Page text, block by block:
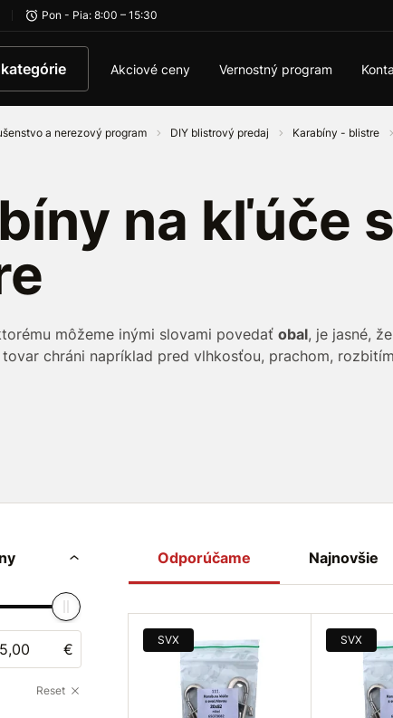
Pon - Pia: 8:00 – 15:30
Akciové ceny Vernostný program
a nerezový program DIY blistrový predaj Karabíny - blistre
na kľúče
môžeme inými slovami povedať obal, je jasné,
tovar chráni napríklad pred vlhkosťou, prachom,
€
Reset
Odporúčame Najnovšie
SVX SVX